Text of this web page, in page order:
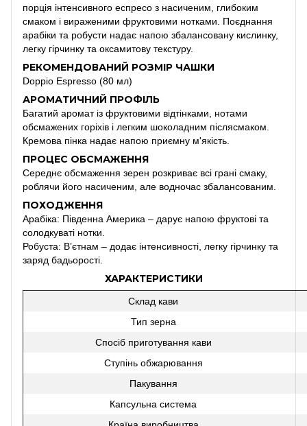
порція інтенсивного еспресо з насиченим, глибоким
смаком і вираженими фруктовими нотками. Поєднання
арабіки та робусти надає напою збалансовану кислинку,
легку гірчинку та оксамитову текстуру.
РЕКОМЕНДОВАНИЙ РОЗМІР ЧАШКИ
Doppio Espresso (80 мл)
АРОМАТИЧНИЙ ПРОФІЛЬ
Багатий аромат із фруктовими відтінками, нотами
обсмажених горіхів і легким шоколадним післясмаком.
Кремова пінка надає напою приємну м'якість.
ПРОЦЕС ОБСМАЖЕННЯ
Середнє обсмаження зерен розкриває всі грані смаку,
роблячи його насиченим, але водночас збалансованим.
ПОХОДЖЕННЯ
Арабіка: Південна Америка – дарує напою фруктові та
солодкуваті нотки.
Робуста: В’єтнам – додає інтенсивності, легку гірчинку та
заряд бадьорості.
ХАРАКТЕРИСТИКИ
Склад кави
Тип зерна
Спосіб приготування кави
Ступінь обжарювання
Пакування
Капсульна система